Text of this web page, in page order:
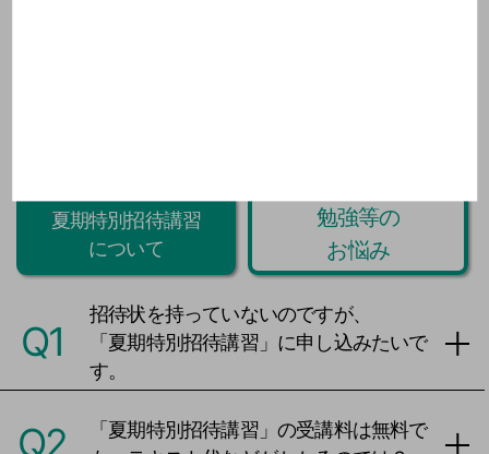
勉強等の
お悩み
夏期特別招待講習
について
Q1
招待状を持っていないのですが、
「夏期特別招待講習」に申し込みたいで
す。
Q2
「夏期特別招待講習」の受講料は無料で